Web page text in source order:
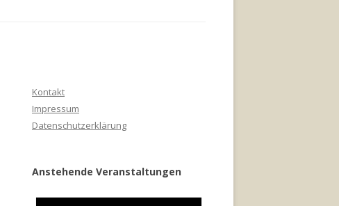
Kontakt
Impressum
Datenschutzerklärung
Anstehende Veranstaltungen